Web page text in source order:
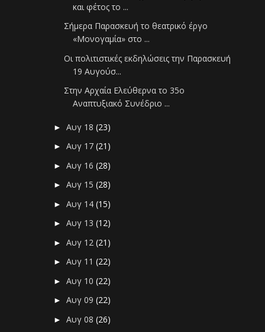
και φέτος το ...
Σήμερα Παρασκευή το θεατρικό έργο
«Μονογαμία» στο ...
Οι πολιτιστικές εκδηλώσεις την Παρασκευή
19 Αυγούσ...
Στην Αρχαία Ελεύθερνα το 35ο
Αναπτυξιακό Συνέδριο ...
►Αυγ 18(23)
►Αυγ 17(21)
►Αυγ 16(28)
►Αυγ 15(28)
►Αυγ 14(15)
►Αυγ 13(12)
►Αυγ 12(21)
►Αυγ 11(22)
►Αυγ 10(22)
►Αυγ 09(22)
►Αυγ 08(26)